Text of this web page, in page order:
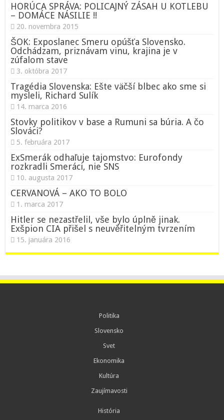
HORÚCA SPRÁVA: POLICAJNÝ ZÁSAH U KOTLEBU
– DOMÁCE NÁSILIE !!
20. novembra 2015
ŠOK: Exposlanec Smeru opúšťa Slovensko.
Odchádzam, priznávam vinu, krajina je v
zúfalom stave
3. októbra 2017
Tragédia Slovenska: Ešte väčší blbec ako sme si
mysleli, Richard Sulík
14. marca 2016
Stovky politikov v base a Rumuni sa búria. A čo
Slováci?
5. februára 2017
ExSmerák odhaľuje tajomstvo: Eurofondy
rozkradli Smeráci, nie SNS
10. augusta 2017
CERVANOVÁ – AKO TO BOLO
1. marca 2017
Hitler se nezastřelil, vše bylo úplně jinak.
Exšpion CIA přišel s neuvěřitelným tvrzením
15. januára 2016
Politika
Slovensko
Svet
Ekonomika
Kultúra
Zaujímavosti
História